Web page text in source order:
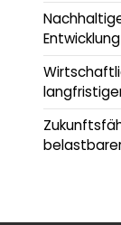
Entwicklung